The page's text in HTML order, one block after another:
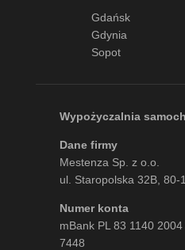
Gdańsk
Gdynia
Sopot
Wypożyczalnia
Dane firmy
Mestenza Sp. z o.o.
ul. Staropolska 32B, 80-
Numer konta
mBank PL 83 1140
7448